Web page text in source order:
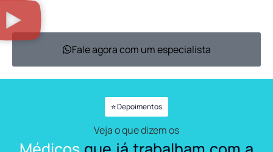
Fale agora com um especialista
⭐ Depoimentos
Veja o que dizem os